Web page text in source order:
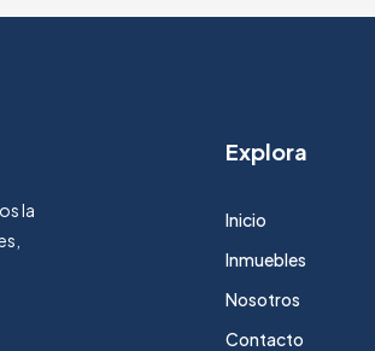
la
Explora
Inicio
Inmuebles
Nosotros
Contacto